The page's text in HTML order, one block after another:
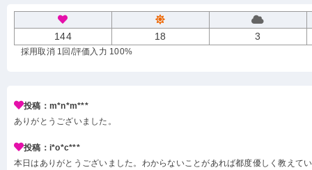
144 18 3
採用取消 1回 /評価入力 100%
投稿：m*n*m***
ありがとうございました。
投稿：i*o*c***
本日はありがとうございました。わからないことがあれば都度優しく教えて